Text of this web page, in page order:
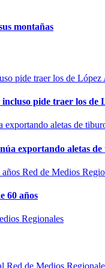
montañas
pide traer los de
exportando aletas
Red de Medios
60 años
Regionales
Red de Medios